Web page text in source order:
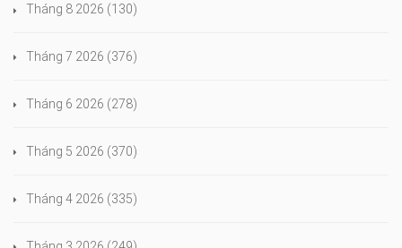
Tháng 8 2026 (130)
Tháng 7 2026 (376)
Tháng 6 2026 (278)
Tháng 5 2026 (370)
Tháng 4 2026 (335)